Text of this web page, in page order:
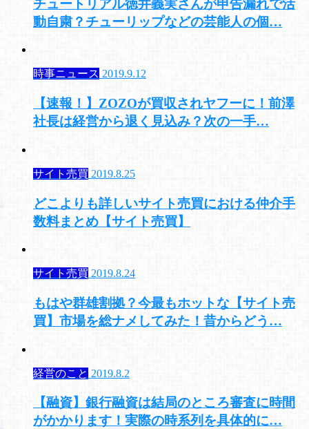
チュートリアル徳井義実さんが申告漏れで活
動自粛？チューリップなどの芸能人の個…
時事ニュース 2019.9.12
【速報！】ZOZOが買収されヤフーに！前澤
社長は経営から退く見込み？次の一手…
サイト売買 2019.8.25
どこよりも詳しいサイト売買における仲介手
数料まとめ【サイト売買】
サイト売買 2019.8.24
もはや群雄割拠？今最もホットな【サイト売
買】市場を総ナメしてみた！昔からどう…
経営のこと 2019.8.2
【融資】銀行融資は結局のところ審査に時間
がかかります！実際の時系列を具体的に…